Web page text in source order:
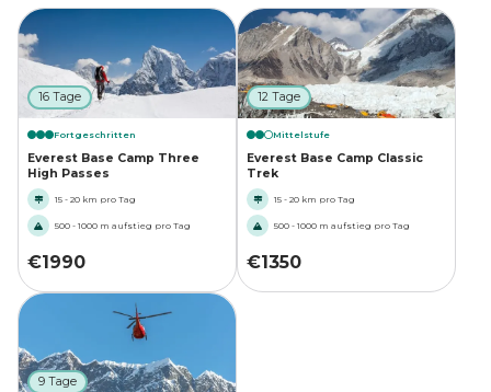
16 Tage
Fortgeschritten
Everest Base Camp Three
High Passes
15 - 20 km pro Tag
500 - 1000 m aufstieg pro Tag
€1990
12 Tage
Mittelstufe
Everest Base Camp Classic
Trek
15 - 20 km pro Tag
500 - 1000 m aufstieg pro Tag
€1350
9 Tage